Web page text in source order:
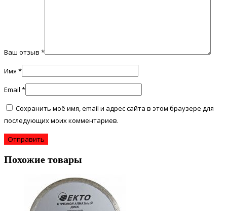
Ваш отзыв *
Имя *
Email *
Сохранить моё имя, email и адрес сайта в этом браузере для
последующих моих комментариев.
Похожие товары